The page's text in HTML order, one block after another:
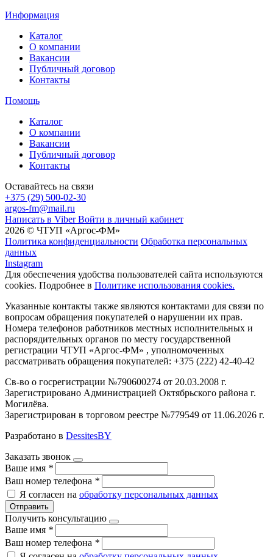
Информация
Каталог
О компании
Вакансии
Публичный договор
Контакты
Помощь
Каталог
О компании
Вакансии
Публичный договор
Контакты
Оставайтесь на связи
+375 (29) 500-02-30
argos-fm@mail.ru
Написать в Viber Войти в личный кабинет
2026 © ЧТУП «Аргос-ФМ»
Политика конфиденциальности Обработка персональных
данных
Instagram
Для обеспечения удобства пользователей сайта используются
cookies. Подробнее в Политике использования cookies.
Указанные контакты также являются контактами для связи по
вопросам обращения покупателей о нарушении их прав.
Номера телефонов работников местных исполнительных и
распорядительных органов по месту государственной
регистрации ЧТУП «Аргос-ФМ» , уполномоченных
рассматривать обращения покупателей: +375 (222) 42-40-42
Св-во о госрегистрации №790600274 от 20.03.2008 г.
Зарегистрировано Администрацией Октябрьского района г.
Могилёва.
Зарегистрирован в торговом реестре №779549 от 11.06.2026 г.
Разработано в DessitesBY
Заказать звонок
Ваше имя *
Ваш номер телефона *
Я согласен на обработку персональных данных
Отправить
Получить консультацию
Ваше имя *
Ваш номер телефона *